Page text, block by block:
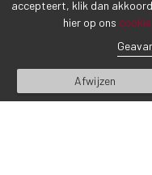
accepteert, klik dan
hier op ons
Afwijzen